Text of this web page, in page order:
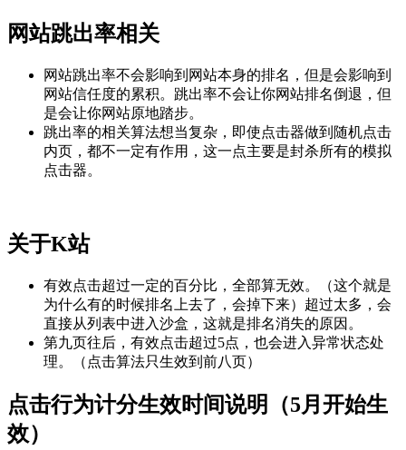
网站跳出率相关
网站跳出率不会影响到网站本身的排名，但是会影响到
网站信任度的累积。跳出率不会让你网站排名倒退，但
是会让你网站原地踏步。
跳出率的相关算法想当复杂，即使点击器做到随机点击
内页，都不一定有作用，这一点主要是封杀所有的模拟
点击器。
关于K站
有效点击超过一定的百分比，全部算无效。（这个就是
为什么有的时候排名上去了，会掉下来）超过太多，会
直接从列表中进入沙盒，这就是排名消失的原因。
第九页往后，有效点击超过5点，也会进入异常状态处
理。（点击算法只生效到前八页）
点击行为计分生效时间说明（5月开始生
效）